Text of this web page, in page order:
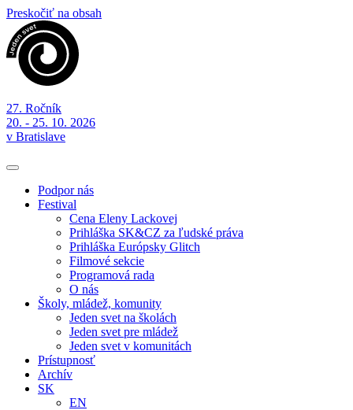
Preskočiť na obsah
27. Ročník
20. - 25. 10. 2026
v Bratislave
Podpor nás
Festival
Cena Eleny Lackovej
Prihláška SK&CZ za ľudské práva
Prihláška Európsky Glitch
Filmové sekcie
Programová rada
O nás
Školy, mládež, komunity
Jeden svet na školách
Jeden svet pre mládež
Jeden svet v komunitách
Prístupnosť
Archív
SK
EN